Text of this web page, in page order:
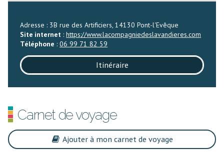
Adresse : 3B rue des Artificiers, 14130 Pont-l'Evêque
Site internet :https://www.lacompagniedeslavandieres.com
Téléphone :06 99 71 82 59
Itinéraire
Carnet de voyage
Ajouter à mon carnet de voyage